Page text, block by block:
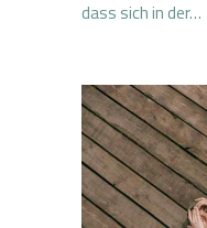
dass sich in der…